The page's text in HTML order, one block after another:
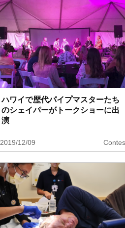
ハワイで歴代パイプマスターたち
のシェイパーがトークショーに出
演
2019/12/09